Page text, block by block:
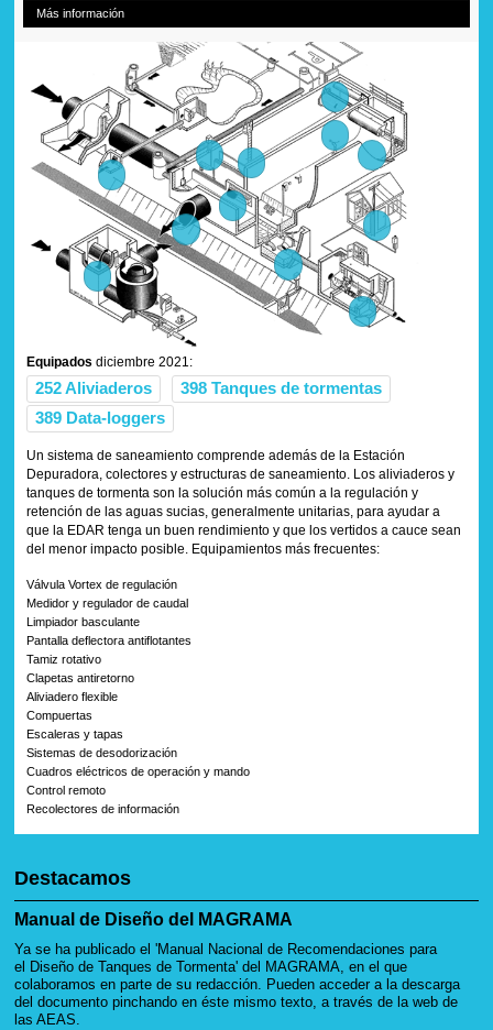
Servicios
Documentación
Obras realizadas
Más información
Equipados diciembre 2021:
252 Aliviaderos
398 Tanques de tormentas
389 Data-loggers
Un sistema de saneamiento comprende además de la Estación
Depuradora, colectores y estructuras de saneamiento. Los aliviaderos y
tanques de tormenta son la solución más común a la regulación y
retención de las aguas sucias, generalmente unitarias, para ayudar a
que la EDAR tenga un buen rendimiento y que los vertidos a cauce sean
del menor impacto posible. Equipamientos más frecuentes:
Válvula Vortex de regulación
Medidor y regulador de caudal
Limpiador basculante
Pantalla deflectora antiflotantes
Tamiz rotativo
Clapetas antiretorno
Aliviadero flexible
Compuertas
Escaleras y tapas
Sistemas de desodorización
Cuadros eléctricos de operación y mando
Control remoto
Recolectores de información
Destacamos
Manual de Diseño del MAGRAMA
Ya se ha publicado el 'Manual Nacional de Recomendaciones para
el Diseño de Tanques de Tormenta' del MAGRAMA, en el que
colaboramos en parte de su redacción. Pueden acceder a la descarga
del documento pinchando en éste mismo texto, a través de la web de
las AEAS.